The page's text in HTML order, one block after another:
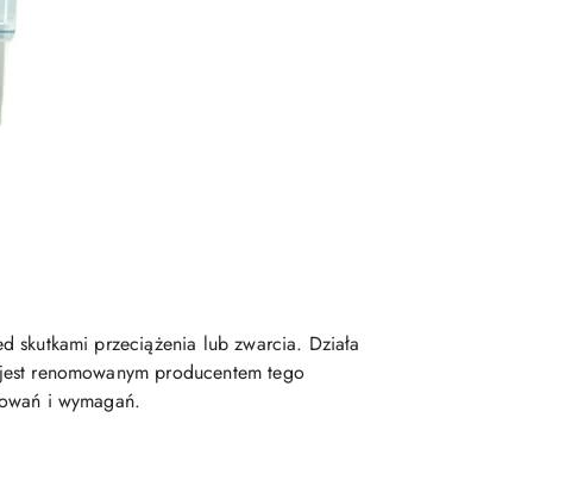
skutkami przeciążenia lub zwarcia. Działa
renomowanym producentem tego
i wymagań.